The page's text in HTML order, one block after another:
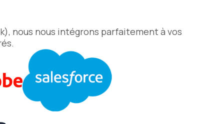
nous nous intégrons parfaitement à vos